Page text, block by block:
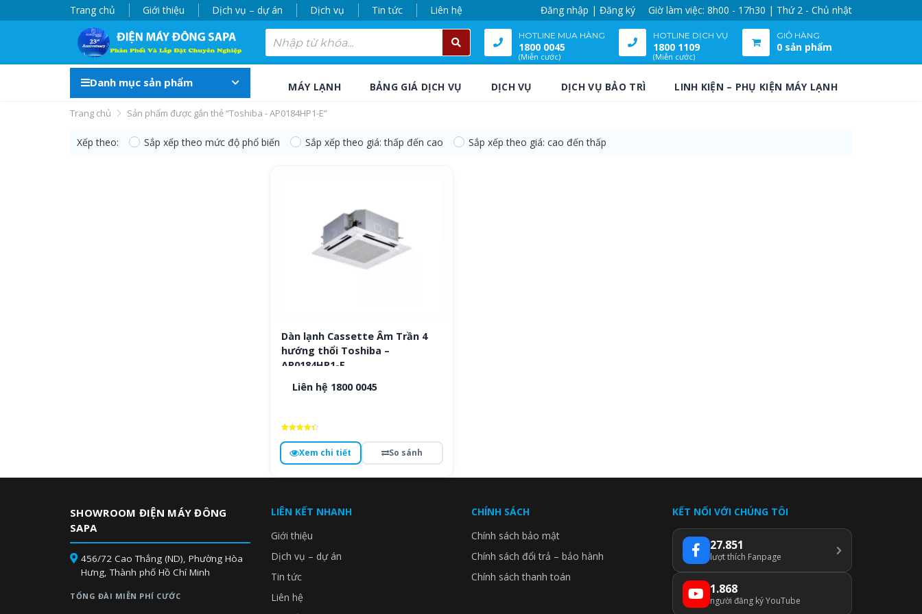
Trang chủ Giới thiệu Dịch vụ – dự án Dịch vụ Tin tức Liên hệ Đăng nhập | Đăng ký Giờ làm việc: 8h00 - 17h30 | Thứ 2 - Chủ nhật
HOTLINE MUA HÀNG
1800 0045
(Miễn cước)
HOTLINE DỊCH VỤ
1800 1109
(Miễn cước)
GIỎ HÀNG
0 sản phẩm
Danh mục sản phẩm MÁY LẠNH BẢNG GIÁ DỊCH VỤ DỊCH VỤ DỊCH VỤ BẢO TRÌ LINH KIỆN – PHỤ KIỆN MÁY LẠNH
Trang chủ Sản phẩm được gắn thẻ “Toshiba - AP0184HP1-E”
Xếp theo: Sắp xếp theo mức độ phổ biến Sắp xếp theo giá: thấp đến cao Sắp xếp theo giá: cao đến thấp
Dàn lạnh Cassette Âm Trần 4
hướng thổi Toshiba –
AP0184HP1-E
Liên hệ 1800 0045
hạng
4.5
5 saoXem chi tiết So sánh
SHOWROOM ĐIỆN MÁY ĐÔNG
SAPA
456/72 Cao Thắng (ND), Phường Hòa
Hưng, Thành phố Hồ Chí Minh
TỔNG ĐÀI MIỄN PHÍ CƯỚC
LIÊN KẾT NHANH
Giới thiệu
Dịch vụ – dự án
Tin tức
Liên hệ
CHÍNH SÁCH
Chính sách bảo mật
Chính sách đổi trả – bảo hành
Chính sách thanh toán
KẾT NỐI VỚI CHÚNG TÔI
27.851
lượt thích Fanpage
1.868
người đăng ký YouTube